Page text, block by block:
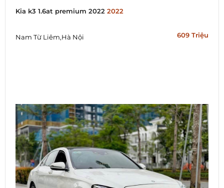
Kia k3 1.6at premium 2022 2022
609 Triệu
Nam Từ Liêm,Hà Nội